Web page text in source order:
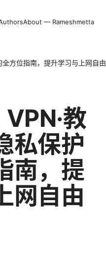
About — Rameshmetta
方位指南，提升学习与上网自由
教
私保护
南，提
网自由